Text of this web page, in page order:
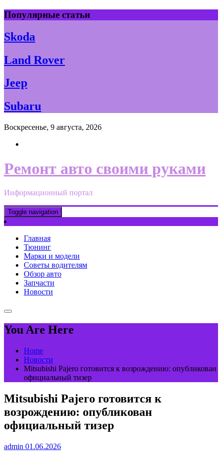
Skip
to
content
Популярные статьи
Skoda
Land Rover
Jeep
Subaru
Воскресенье, 9 августа, 2026
Ремонт авто своими руками
Информационный портал
Toggle navigation
Главная
Тюнинг
Марки и модели
Советы водителям
Обзор авто
Запчасти
Новости
You Are Here
Home
Новости
Mitsubishi Pajero готовится к возрождению: опубликован
официальный тизер
Mitsubishi Pajero готовится к
возрождению: опубликован
официальный тизер
admin 01.06.2026